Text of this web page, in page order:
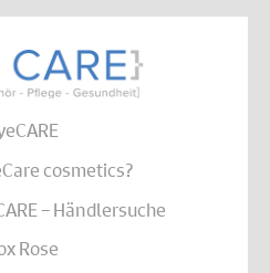
cosmetics?
– Händlersuche
Rose